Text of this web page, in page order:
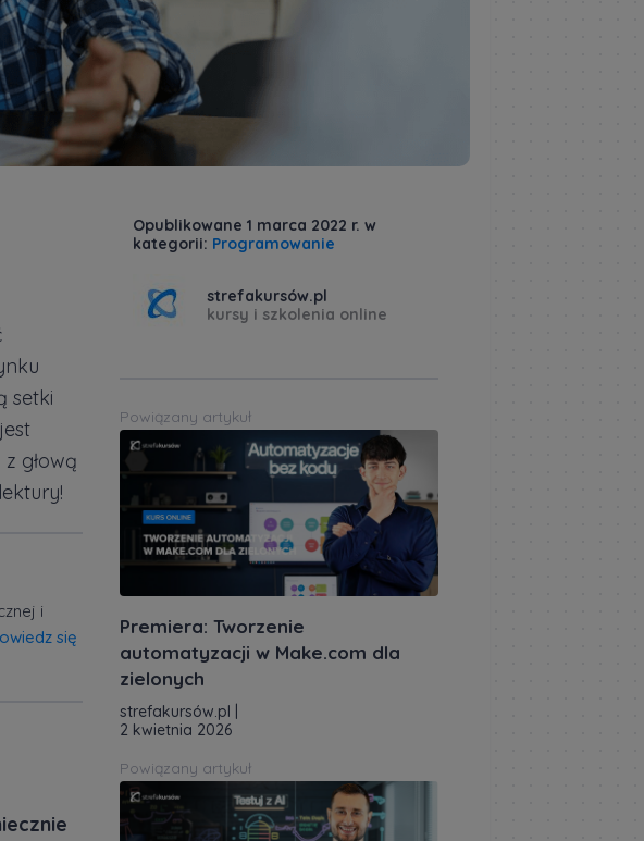
setki
głową
i
się
Opublikowane 1 marca 2022 r. w
kategorii: Programowanie
strefakursów.pl
kursy i szkolenia online
Powiązany artykuł
Premiera: Tworzenie
automatyzacji w Make.com dla
zielonych
strefakursów.pl
2 kwietnia 2026
Powiązany artykuł